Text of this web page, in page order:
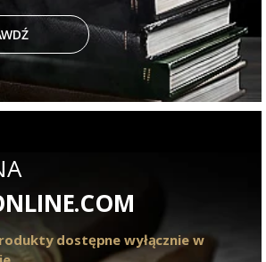
dostępne wyłącznie w